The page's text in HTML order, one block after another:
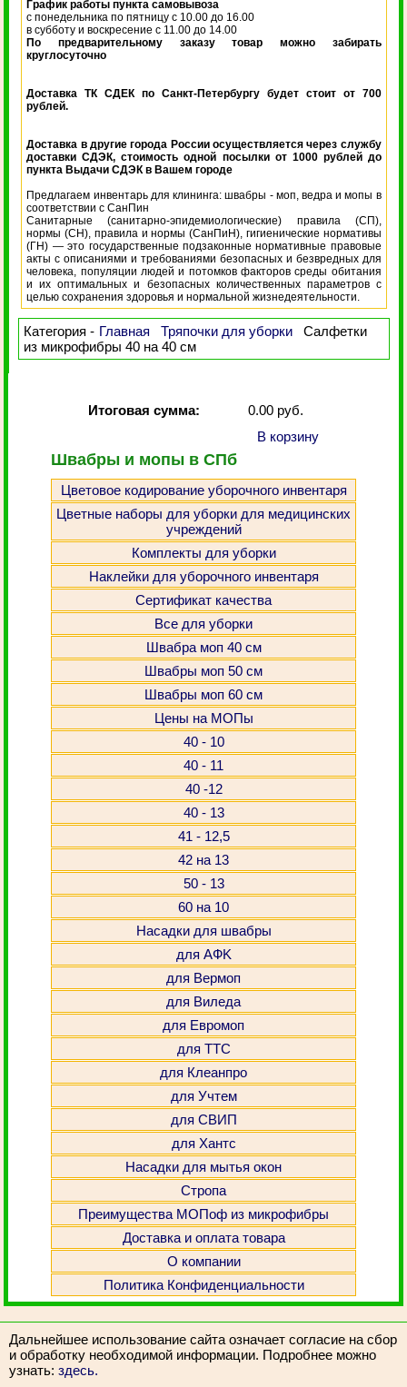
График работы пункта самовывоза
с понедельника по пятницу с 10.00 до 16.00
в субботу и воскресение с 11.00 до 14.00
По предварительному заказу товар можно забирать
круглосуточно
Доставка ТК СДЕК по Санкт-Петербургу будет стоит от 700
рублей.
Доставка в другие города России осуществляется через службу
доставки СДЭК, стоимость одной посылки от 1000 рублей до
пункта Выдачи СДЭК в Вашем городе
Предлагаем инвентарь для клининга: швабры - моп, ведра и мопы в
соответствии с СанПин
Санитарные (санитарно-эпидемиологические) правила (СП),
нормы (СН), правила и нормы (СанПиН), гигиенические нормативы
(ГН) — это государственные подзаконные нормативные правовые
акты с описаниями и требованиями безопасных и безвредных для
человека, популяции людей и потомков факторов среды обитания
и их оптимальных и безопасных количественных параметров с
целью сохранения здоровья и нормальной жизнедеятельности.
Категория - Главная Тряпочки для уборки
Салфетки
из микрофибры 40 на 40 см
Итоговая сумма:
0.00 руб.
В корзину
Швабры и мопы в СПб
Цветовое кодирование уборочного инвентаря
Цветные наборы для уборки для медицинских
учреждений
Комплекты для уборки
Наклейки для уборочного инвентаря
Сертификат качества
Все для уборки
Швабра моп 40 см
Швабры моп 50 см
Швабры моп 60 см
Цены на МОПы
40 - 10
40 - 11
40 -12
40 - 13
41 - 12,5
42 на 13
50 - 13
60 на 10
Насадки для швабры
для АФK
для Вермоп
для Виледа
для Евромоп
для ТТС
для Клеанпро
для Учтем
для СВИП
для Хантс
Насадки для мытья окон
Стропа
Преимущества МОПоф из микрофибры
Доставка и оплата товара
О компании
Политика Конфиденциальности
Дальнейшее использование сайта означает согласие на сбор
и обработку необходимой информации. Подробнее можно
узнать: здесь.